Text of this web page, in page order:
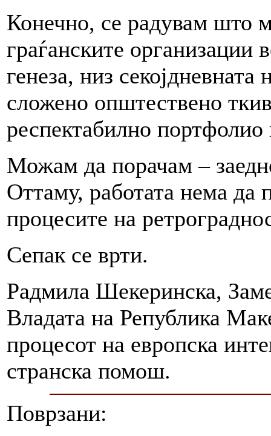
Конечно, се радувам што
граѓанските организации
генеза, низ
сложено општествено
респектабилно
Можам да порачам –
Оттаму, работата нема да
процесите на
Сепак се врти.
Радмила Шекеринска,
Владата на Република
процесот на европска
странска помош.
Поврзани: